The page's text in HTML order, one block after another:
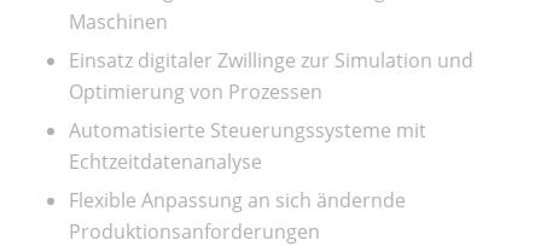
Maschinen
Einsatz digitaler Zwillinge zur Simulation und
Optimierung von Prozessen
Automatisierte Steuerungssysteme mit
Echtzeitdatenanalyse
Flexible Anpassung an sich ändernde
Produktionsanforderungen